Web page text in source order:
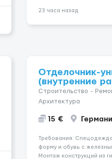
— Опытная команда с
Стабильный поток
23 часа назад
Отделочник-
(внутренние
Строительство -
Архитектура
15 €
Требования:
форму и обувь с
Монтаж конструкций из